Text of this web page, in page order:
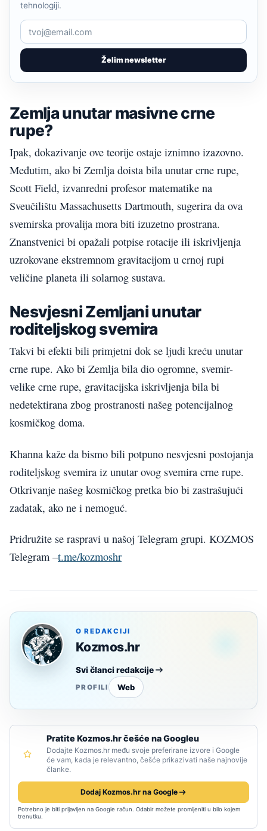
Želim newsletter
tehnologiji.
Zemlja unutar masivne crne
rupe?
Ipak, dokazivanje ove teorije ostaje iznimno izazovno.
Međutim, ako bi Zemlja doista bila unutar crne rupe,
Scott Field, izvanredni profesor matematike na
Sveučilištu Massachusetts Dartmouth, sugerira da ova
svemirska provalija mora biti izuzetno prostrana.
Znanstvenici bi opažali potpise rotacije ili iskrivljenja
uzrokovane ekstremnom gravitacijom u crnoj rupi
veličine planeta ili solarnog sustava.
Nesvjesni Zemljani unutar
roditeljskog svemira
Takvi bi efekti bili primjetni dok se ljudi kreću unutar
crne rupe. Ako bi Zemlja bila dio ogromne, svemir-
velike crne rupe, gravitacijska iskrivljenja bila bi
nedetektirana zbog prostranosti našeg potencijalnog
kosmičkog doma.
Khanna kaže da bismo bili potpuno nesvjesni postojanja
roditeljskog svemira iz unutar ovog svemira crne rupe.
Otkrivanje našeg kosmičkog pretka bio bi zastrašujući
zadatak, ako ne i nemoguć.
Pridružite se raspravi u našoj Telegram grupi. KOZMOS
Telegram –t.me/kozmoshr
O REDAKCIJI
Kozmos.hr
Svi članci redakcije
PROFILI Web
Pratite Kozmos.hr češće na Googleu
Dodajte Kozmos.hr među svoje preferirane izvore i Google
će vam, kada je relevantno, češće prikazivati naše najnovije
članke.
Dodaj Kozmos.hr na Google
Potrebno je biti prijavljen na Google račun. Odabir možete promijeniti u bilo kojem
trenutku.